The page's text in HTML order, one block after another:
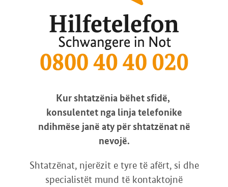
Kur shtatzënia bëhet sfidë,
konsulentet nga linja telefonike
ndihmëse janë aty për shtatzënat në
nevojë.
Shtatzënat, njerëzit e tyre të afërt, si dhe
specialistët mund të kontaktojnë